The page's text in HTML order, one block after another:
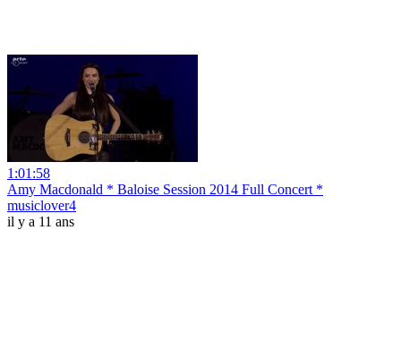
1:01:58
Amy Macdonald * Baloise Session 2014 Full Concert *
musiclover4
il y a 11 ans